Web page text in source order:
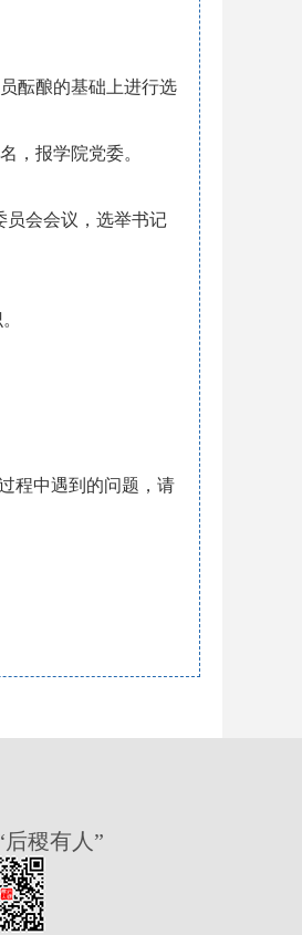
酝酿的基础上进行选
，报学院党委。
会会议，选举书记
程中遇到的问题，请
稷有人”